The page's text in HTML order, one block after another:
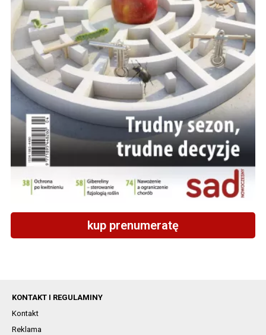
kup prenumeratę
KONTAKT I REGULAMINY
Kontakt
Reklama